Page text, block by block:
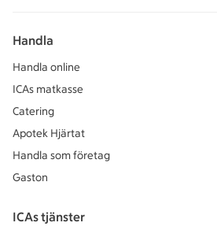
Handla
Handla online
ICAs matkasse
Catering
Apotek Hjärtat
Handla som företag
Gaston
ICAs tjänster